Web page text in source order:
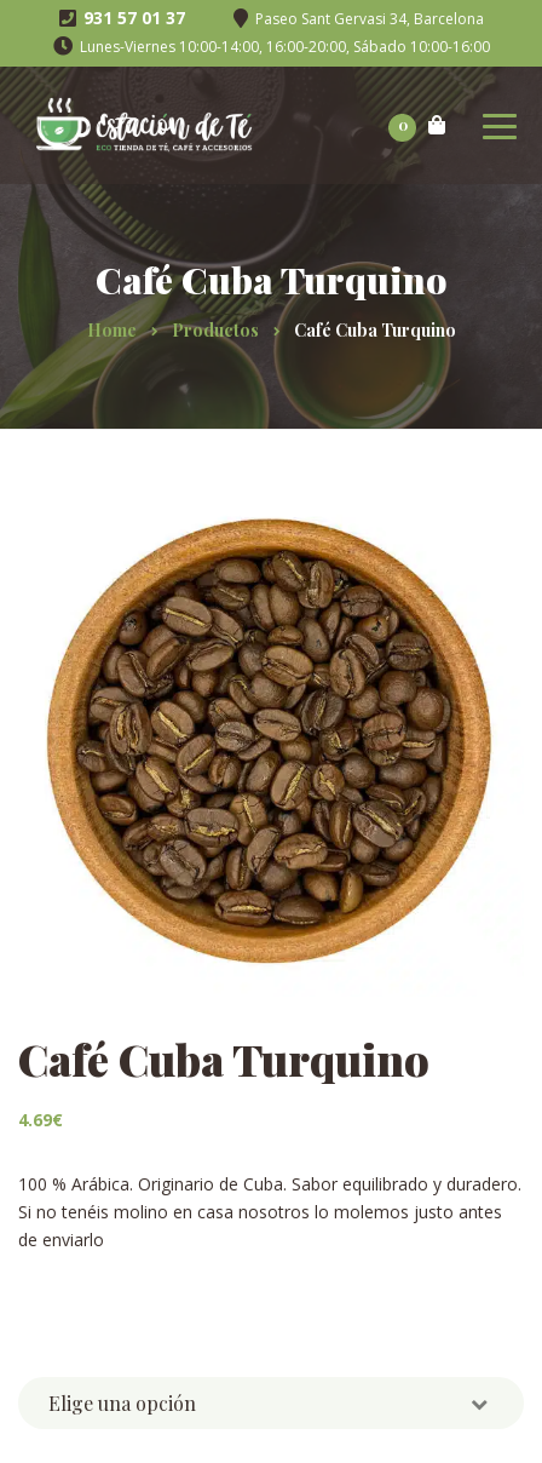
931 57 01 37
Paseo Sant Gervasi 34, Barcelona
Lunes-Viernes 10:00-14:00, 16:00-20:00, Sábado 10:00-16:00
0
Café Cuba Turquino
Home Productos Café Cuba Turquino
Café Cuba Turquino
4.69€
100 % Arábica. Originario de Cuba. Sabor equilibrado y duradero.
Si no tenéis molino en casa nosotros lo molemos justo antes
de enviarlo